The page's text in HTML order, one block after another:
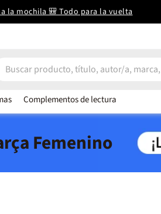
la mochila 🎒 Todo para la vuelta
Complementos de lectura
Femenino